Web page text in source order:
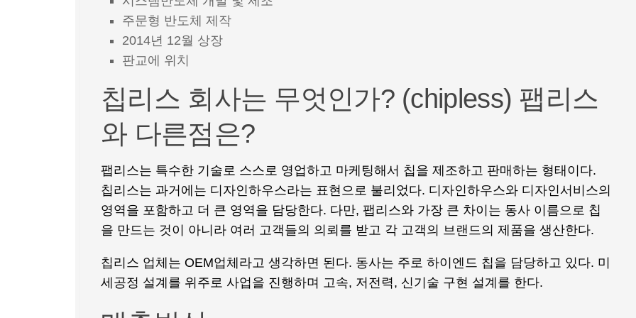
주문형 반도체 제작
2014년 12월 상장
판교에 위치
칩리스 회사는 무엇인가? (chipless) 팹리스
와 다른점은?
팹리스는 특수한 기술로 스스로 영업하고 마케팅해서 칩을 제조하고 판매하는 형태이다.
칩리스는 과거에는 디자인하우스라는 표현으로 불리었다. 디자인하우스와 디자인서비스의
영역을 포함하고 더 큰 영역을 담당한다. 다만, 팹리스와 가장 큰 차이는 동사 이름으로 칩
을 만드는 것이 아니라 여러 고객들의 의뢰를 받고 각 고객의 브랜드의 제품을 생산한다.
칩리스 업체는 OEM업체라고 생각하면 된다. 동사는 주로 하이엔드 칩을 담당하고 있다. 미
세공정 설계를 위주로 사업을 진행하며 고속, 저전력, 신기술 구현 설계를 한다.